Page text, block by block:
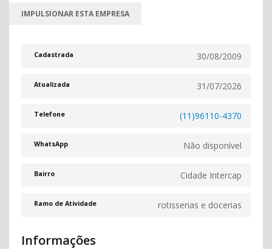
IMPULSIONAR ESTA EMPRESA
Cadastrada 30/08/2009
Atualizada 31/07/2026
Telefone (11)96110-4370
WhatsApp Não disponível
Bairro Cidade Intercap
Ramo de Atividade rotisserias e docerias
Informações